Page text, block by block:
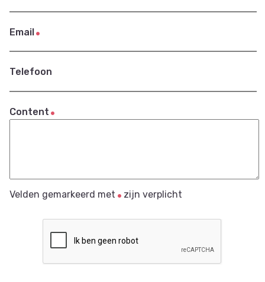
Email
Telefoon
Content
Velden gemarkeerd met zijn verplicht